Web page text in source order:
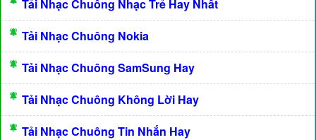
Tải Nhạc Chuông Nhạc Trẻ Hay Nhất
Tải Nhạc Chuông Nokia
Tải Nhạc Chuông SamSung Hay
Tải Nhạc Chuông Không Lời Hay
Tải Nhạc Chuông Tin Nhắn Hay